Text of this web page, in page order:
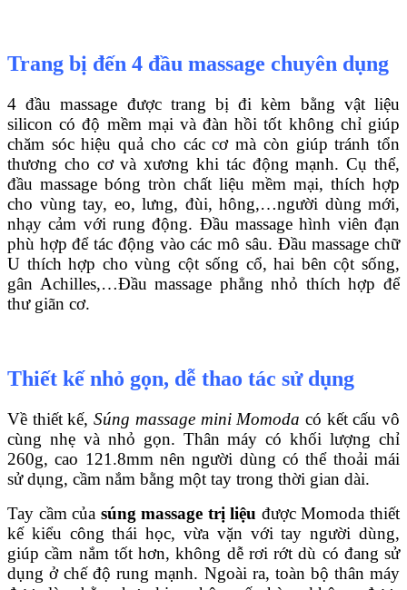
Trang bị đến 4 đầu massage chuyên dụng
4 đầu massage được trang bị đi kèm bằng vật liệu
silicon có độ mềm mại và đàn hồi tốt không chỉ giúp
chăm sóc hiệu quả cho các cơ mà còn giúp tránh tổn
thương cho cơ và xương khi tác động mạnh. Cụ thể,
đầu massage bóng tròn chất liệu mềm mại, thích hợp
cho vùng tay, eo, lưng, đùi, hông,…người dùng mới,
nhạy cảm với rung động. Đầu massage hình viên đạn
phù hợp để tác động vào các mô sâu. Đầu massage chữ
U thích hợp cho vùng cột sống cổ, hai bên cột sống,
gân Achilles,…Đầu massage phẳng nhỏ thích hợp để
thư giãn cơ.
Thiết kế nhỏ gọn, dễ thao tác sử dụng
Về thiết kế,Súng massage mini Momoda có kết cấu vô
cùng nhẹ và nhỏ gọn. Thân máy có khối lượng chỉ
260g, cao 121.8mm nên người dùng có thể thoải mái
sử dụng, cầm nắm bằng một tay trong thời gian dài.
Tay cầm của súng massage trị liệu được Momoda thiết
kế kiểu công thái học, vừa vặn với tay người dùng,
giúp cầm nắm tốt hơn, không dễ rơi rớt dù có đang sử
dụng ở chế độ rung mạnh. Ngoài ra, toàn bộ thân máy